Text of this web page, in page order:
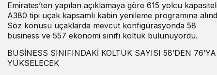
Emirates’ten yapılan açıklamaya göre 615 yolcu
A380 tipi uçak kapsamlı kabin yenileme programına
Söz konusu uçaklarda mevcut konfigürasyonda 58
business ve 557 ekonomi sınıfı koltuk bulunuyordu.
BUSİNESS SINIFINDAKİ KOLTUK SAYISI 58’DEN 76’YA
YÜKSELECEK